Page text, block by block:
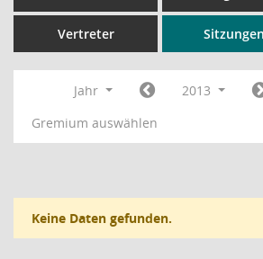
Vertreter Sitzungen
Jahr
2013
Gremium auswählen
Keine Daten gefunden.